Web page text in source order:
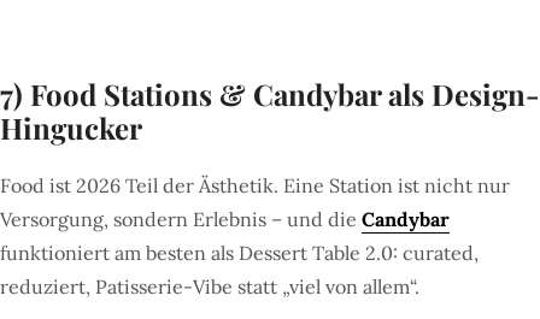
7) Food Stations & Candybar als Design-
Hingucker
Food ist 2026 Teil der Ästhetik. Eine Station ist nicht nur
Versorgung, sondern Erlebnis – und die Candybar
funktioniert am besten als Dessert Table 2.0: curated,
reduziert, Patisserie-Vibe statt „viel von allem“.